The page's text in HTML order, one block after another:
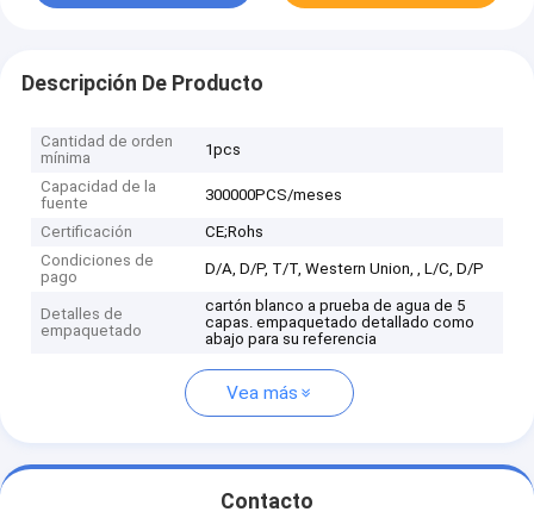
Descripción De Producto
Cantidad de orden
mínima
1pcs
Capacidad de la
fuente
300000PCS/meses
Certificación
CE;Rohs
Condiciones de
pago
D/A, D/P, T/T, Western Union, , L/C, D/P
Detalles de
empaquetado
cartón blanco a prueba de agua de 5
capas. empaquetado detallado como
abajo para su referencia
Vea más
Contacto